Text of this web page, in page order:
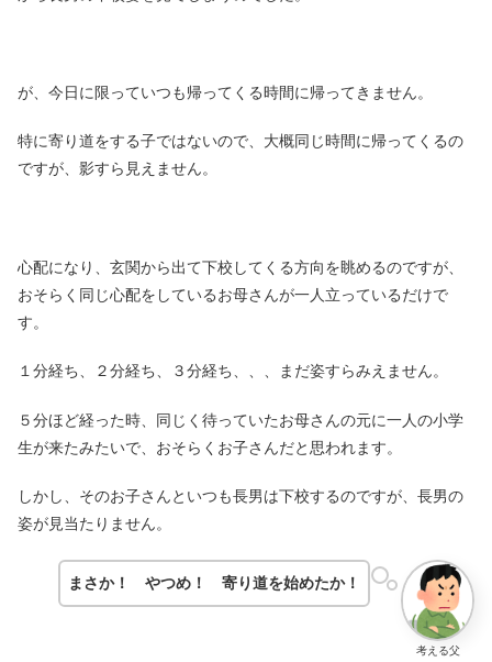
が、今日に限っていつも帰ってくる時間に帰ってきません。
特に寄り道をする子ではないので、大概同じ時間に帰ってくるの
ですが、影すら見えません。
心配になり、玄関から出て下校してくる方向を眺めるのですが、
おそらく同じ心配をしているお母さんが一人立っているだけで
す。
１分経ち、２分経ち、３分経ち、、、まだ姿すらみえません。
５分ほど経った時、同じく待っていたお母さんの元に一人の小学
生が来たみたいで、おそらくお子さんだと思われます。
しかし、そのお子さんといつも長男は下校するのですが、長男の
姿が見当たりません。
考える父
まさか！ やつめ！ 寄り道を始めたか！